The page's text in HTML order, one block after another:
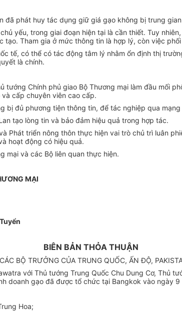
đã phát huy tác dụng giữ giá gạo không bị trung
yếu, trong giai đoạn hiện tại là cần thiết. Tuy
Tham gia ở mức thông tin là hợp lý, còn việc
tế, có thể có tác động tâm lý nhằm ổn định thị
là chính.
tướng Chính phủ giao Bộ Thương mại làm đầu mối
cấp chuyên viên cao cấp.
bị đủ phương tiện thông tin, để tác nghiệp qua
tạo lòng tin và bảo đảm hiệu quả trong hợp tác.
Phát triển nông thôn thực hiện vai trò chủ trì luân
hoạt động có hiệu quả.
mại và các Bộ liên quan thực hiện.
MẠI
BIÊN BẢN THỎA THUẬN
BỘ TRƯỞNG CỦA TRUNG QUỐC, ẤN ĐỘ,
với Thủ tướng Trung Quốc Chu Dung Cơ, Thủ
doanh gạo đã được tổ chức tại Bangkok vào ngày
Hoa;